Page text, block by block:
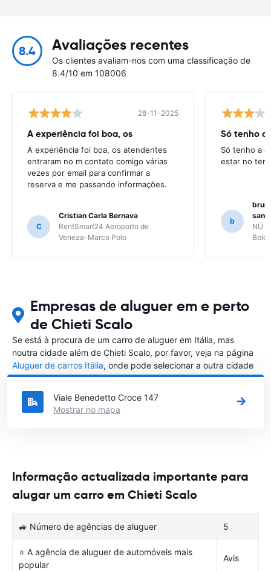
8.4 Avaliações recentes
Os clientes avaliam-nos com uma classificação de
8.4/10 em 108006
28-11-2025
A experiência foi boa, os
A experiência foi boa, os atendentes
entraram no m contato comigo várias
vezes por email para confirmar a
reserva e me passando informações.
C
Cristian Carla Bernava
RentSmart24 Aeroporto de
Veneza-Marco Polo
Só tenho a
Só tenho a
estar no
b
NÜ
Empresas de aluguer em e perto
de Chieti Scalo
Se está à procura de um carro de aluguer em Itália, mas
noutra cidade além de Chieti Scalo, por favor, veja na página
Aluguer de carros Itália, onde pode selecionar a outra cidade
em Itália que gostaria de alugar um carro
Viale Benedetto Croce 147
Mostrar no mapa
Informação actualizada importante para
alugar um carro em Chieti Scalo
🚙 Número de agências de aluguer 5
⭐ A agência de aluguer de automóveis mais
popular
Avis